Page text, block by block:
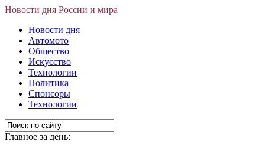
Новости дня России и мира
Новости дня
Автомото
Общество
Искусство
Технологии
Политика
Спонсоры
Технологии
Главное за день: